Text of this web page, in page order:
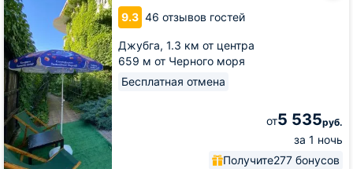
9.3 46 отзывов гостей
Джубга, 1.3 км от центра
659 м от Черного моря
Бесплатная отмена
от5 535руб.
за 1 ночь
Получите277 бонусов
Гестия